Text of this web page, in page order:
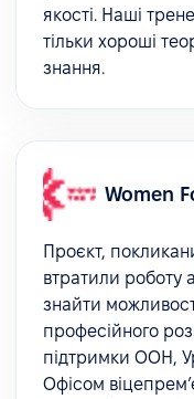
якості. Наші
тільки хороші
знання.
Women
Проєкт,
втратили роботу
знайти
професійного
підтримки ООН,
Офісом